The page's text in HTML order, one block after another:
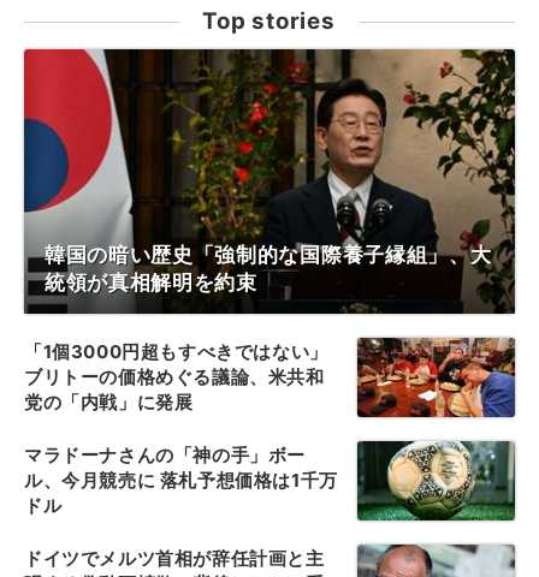
Top stories
韓国の暗い歴史「強制的な国際養子縁組」、大
統領が真相解明を約束
「1個3000円超もすべきではない」
ブリトーの価格めぐる議論、米共和
党の「内戦」に発展
マラドーナさんの「神の手」ボー
ル、今月競売に 落札予想価格は1千万
ドル
ドイツでメルツ首相が辞任計画と主